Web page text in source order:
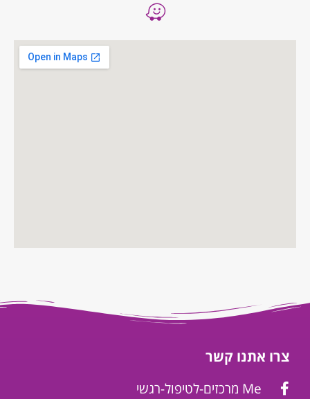
צרו אתנו קשר
Me מרכזים-לטיפול-רגשי